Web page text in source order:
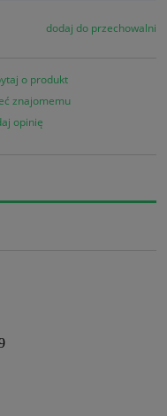
dodaj do przechowalni
o produkt
znajomemu
opinię